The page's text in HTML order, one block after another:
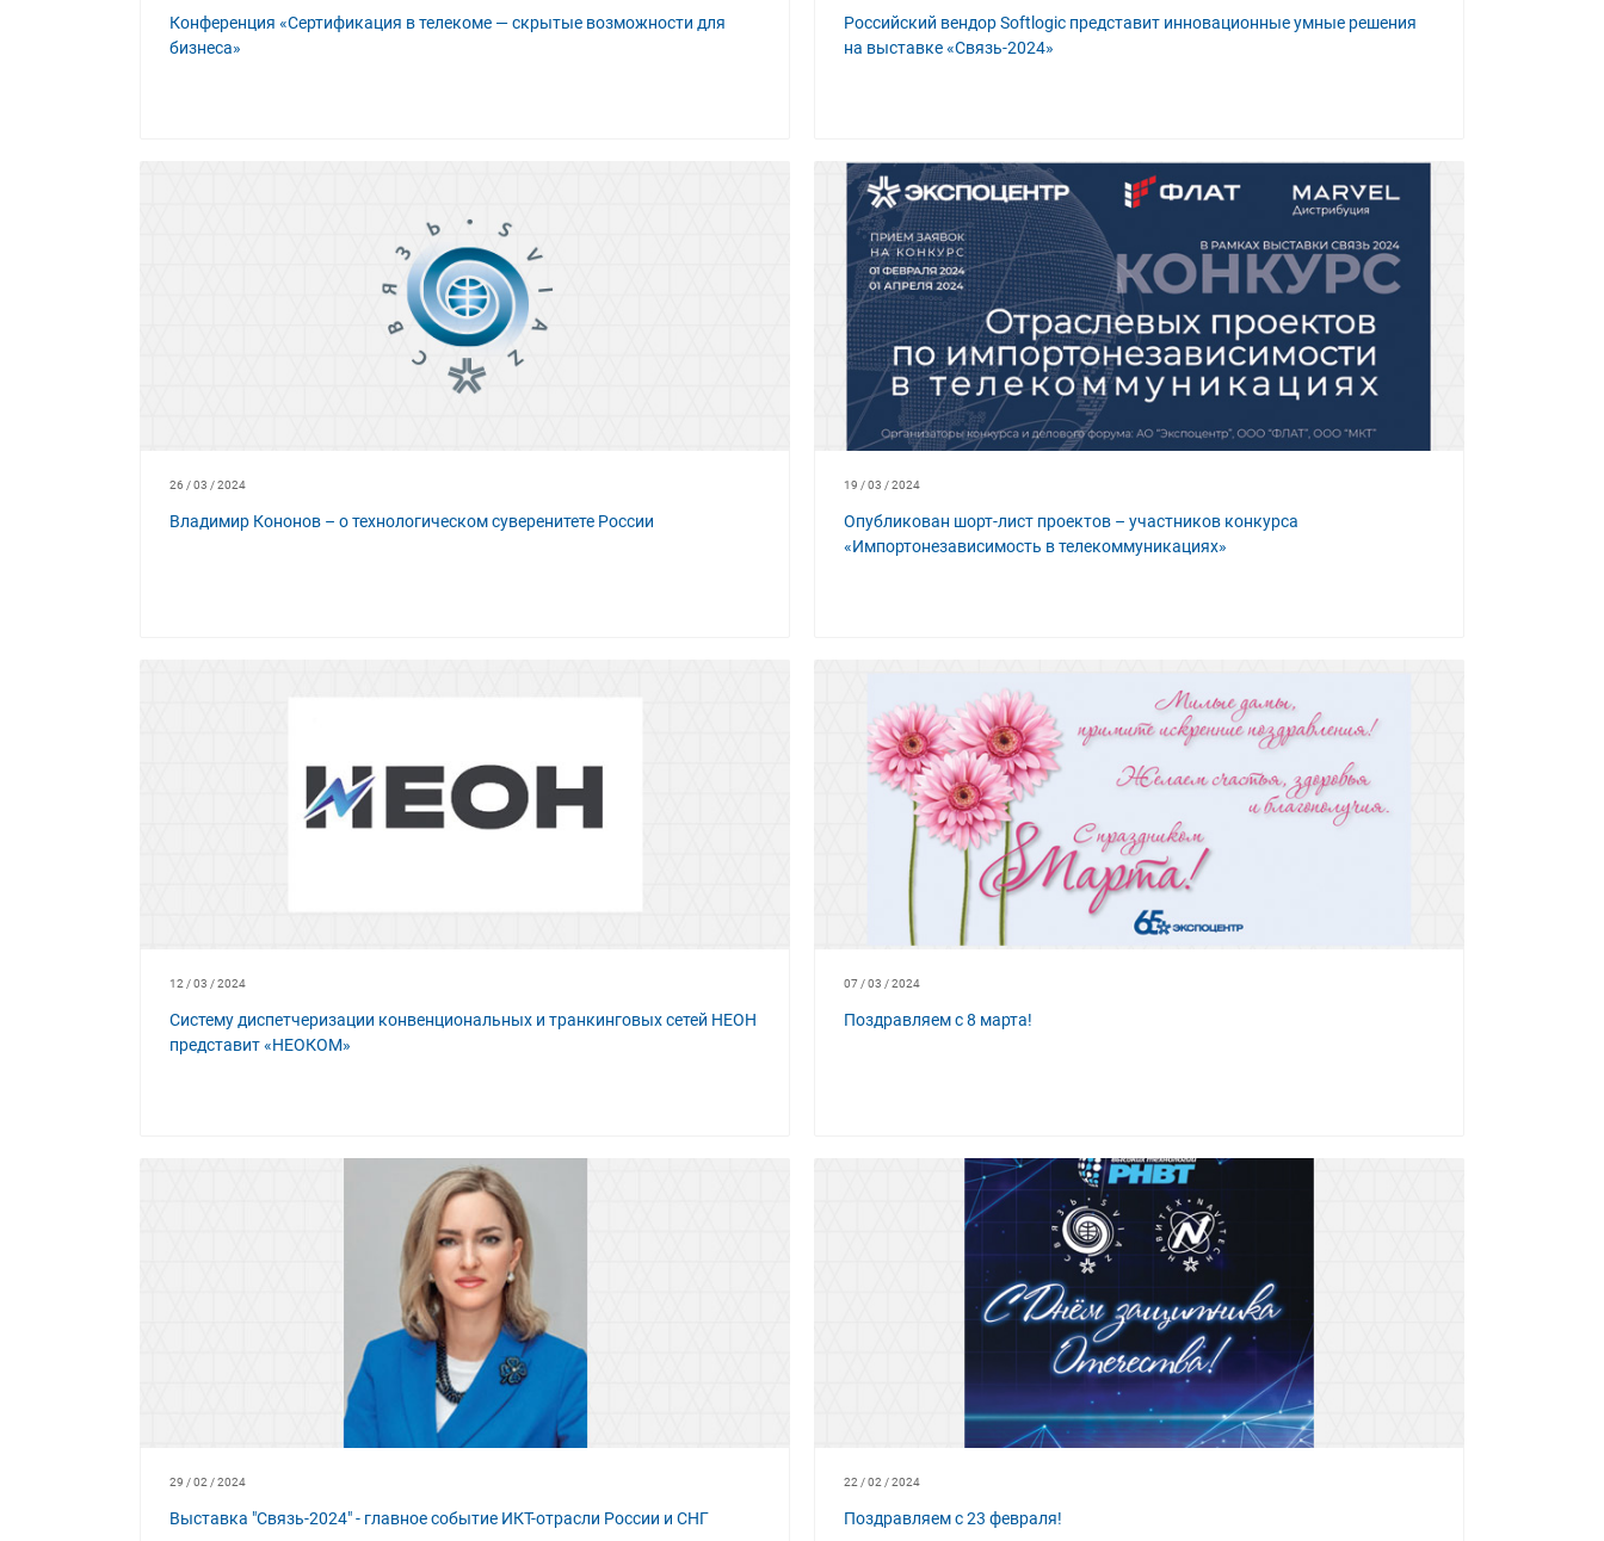
Конференция «Сертификация в телекоме — скрытые возможности для
бизнеса»
Российский вендор Softlogic представит инновационные умные решения
на выставке «Связь-2024»
26 / 03 / 2024
Владимир Кононов – о технологическом суверенитете России
19 / 03 / 2024
Опубликован шорт-лист проектов – участников конкурса
«Импортонезависимость в телекоммуникациях»
12 / 03 / 2024
Систему диспетчеризации конвенциональных и транкинговых сетей НЕОН
представит «НЕОКОМ»
07 / 03 / 2024
Поздравляем с 8 марта!
29 / 02 / 2024
Выставка "Связь-2024" - главное событие ИКТ-отрасли России и СНГ
22 / 02 / 2024
Поздравляем с 23 февраля!